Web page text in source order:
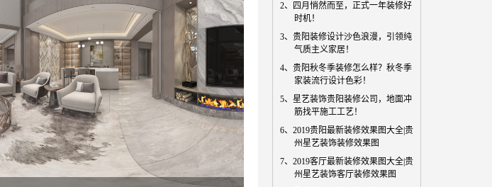
2、
四月悄然而至，正式一年装修好
时机！
3、 贵阳装修设计沙色浪漫，引领纯
气质主义家居！
4、 贵阳秋冬季装修怎么样？秋冬季
家装流行设计色彩！
5、 星艺装饰贵阳装修公司，地面冲
筋找平施工工艺！
6、 2019贵阳最新装修效果图大全|贵
州星艺装饰装修效果图
7、 2019客厅最新装修效果图大全|贵
州星艺装饰客厅装修效果图